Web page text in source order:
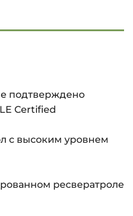
подтверждено
Certified
с высоким уровнем
ресвератроле